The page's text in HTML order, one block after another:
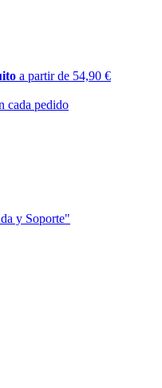
a partir de 54,90 €
cada pedido
y Soporte"